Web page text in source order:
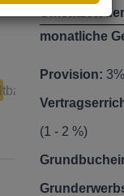
monatliche
Provision:
(1 - 2 %)